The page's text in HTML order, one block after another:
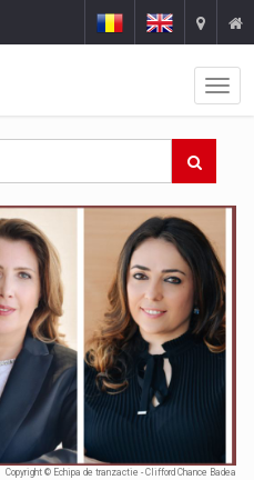
Copyright © Echipa de tranzactie - Clifford Chance Badea